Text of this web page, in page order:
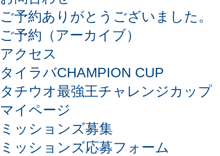
ご予約ありがとうございました。
ご予約（アーカイブ）
アクセス
タイラバCHAMPION CUP
タチウオ最強王チャレンジカップ
マイページ
ミッションズ募集
ミッションズ応募フォーム